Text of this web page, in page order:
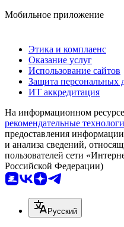
Мобильное приложение
Этика и комплаенс
Оказание услуг
Использование сайтов
Защита персональных
ИТ аккредитация
На информационном
рекомендательные
предоставления
и анализа сведений,
пользователей сети
Российской Федерации)
Русский